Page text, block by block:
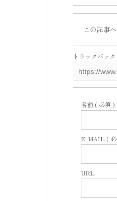
この記事
トラックバッ
名前 ( 必須 )
E-MAIL ( 必
URL